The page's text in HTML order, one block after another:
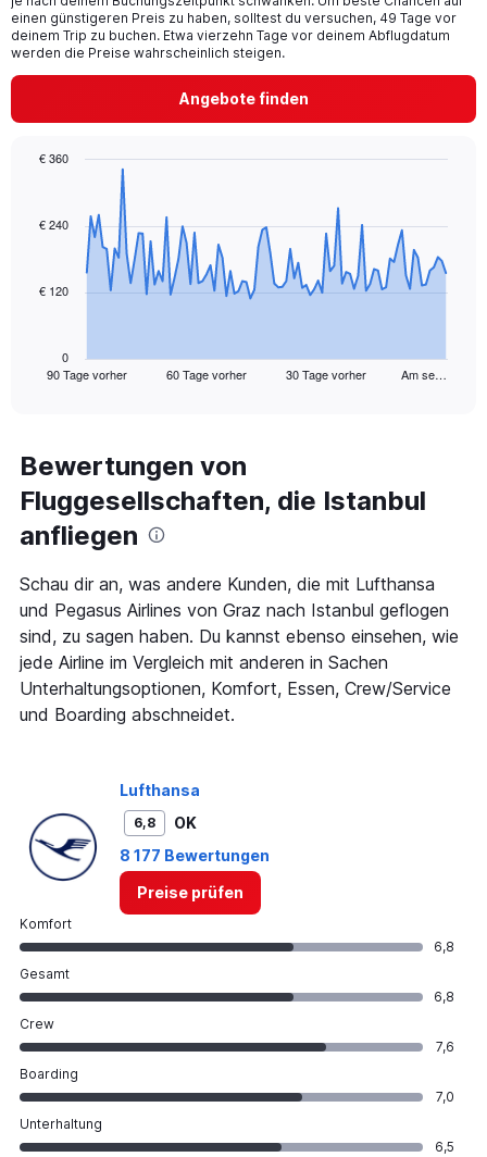
einen günstigeren Preis zu haben, solltest du versuchen, 49 Tage vor
deinem Trip zu buchen. Etwa vierzehn Tage vor deinem Abflugdatum
werden die Preise wahrscheinlich steigen.
Angebote finden
91
data
The
Range:
91
categories.
The
chart
1
Y
axis
displaying
values.
Range:
0
to
90 Tage vorher 60 Tage vorher 30 Tage vorher Am se…
0
€ 120
€ 240
€ 360
End
Bewertungen von
Fluggesellschaften, die Istanbul
anfliegen
Schau dir an, was andere Kunden, die mit Lufthansa
und Pegasus Airlines von Graz nach Istanbul geflogen
sind, zu sagen haben. Du kannst ebenso einsehen, wie
jede Airline im Vergleich mit anderen in Sachen
Unterhaltungsoptionen, Komfort, Essen, Crew/Service
und Boarding abschneidet.
Lufthansa
6,8
OK
8 177 Bewertungen
Preise prüfen
Komfort
6,8
Gesamt
6,8
Crew
7,6
Boarding
7,0
Unterhaltung
6,5